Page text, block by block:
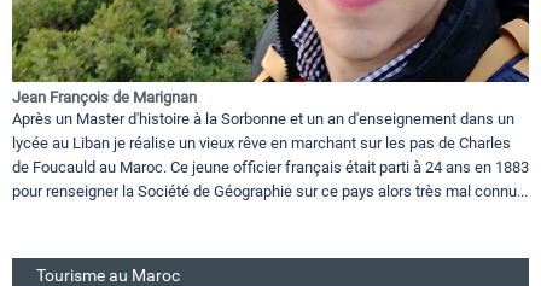
Jean François de Marignan
Après un Master d'histoire à la Sorbonne et un an d'enseignement dans un
lycée au Liban je réalise un vieux rêve en marchant sur les pas de Charles
de Foucauld au Maroc. Ce jeune officier français était parti à 24 ans en 1883
pour renseigner la Société de Géographie sur ce pays alors très mal connu...
Tourisme au Maroc